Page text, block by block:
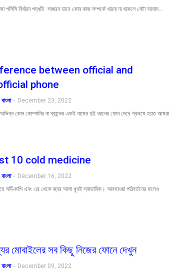
পলিসি নির্ধারন পদ্ধতি সাধারন ভাবে কোন কাজ সম্পর্কে ধারনা না থাকলে সেটা আমাদ…
between official and
phone
- December 23, 2022
অভিন্ন কোন কোম্পানির বা ব্রান্ডের একই নামের দুই ধরনের ফোন দেখে প্রথমে হয়ত আমরা
10 cold medicine
- December 16, 2022
সর্দি-কাশি এবং এর থেকে জ্বর আসা খুবই স্বাভাবিক। আবহাওয়া পরিবর্তনের ফলেও
মোবাইলের সব কিছু নিজের ফোনে দেখুন
- December 09, 2022